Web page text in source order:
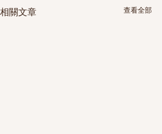
相關文章 查看全部